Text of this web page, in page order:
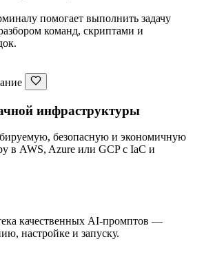
помогает выполнить задачу
команд, скриптами и
инфраструктуры
безопасную и экономичную
в AWS, Azure или GCP с IaC и
качественных AI-промптов —
настройке и запуску.